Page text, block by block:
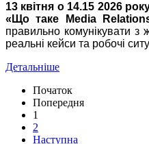
13 квітня о 14.15 2026
«Що таке Media
правильно комунікувати з
реальні кейси та робочі
Детальніше
Початок
Попередня
1
2
Наступна